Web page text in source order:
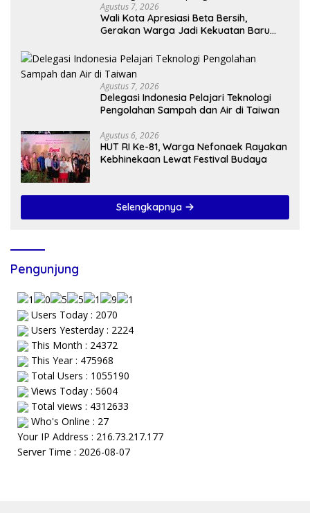
Agustus 7, 2026
Wali Kota Apresiasi Beta Bersih,
Gerakan Warga Jadi Kekuatan Baru
Agustus 7, 2026
Delegasi Indonesia Pelajari Teknologi
Pengolahan Sampah dan Air di Taiwan
Agustus 6, 2026
HUT RI Ke-81, Warga Nefonaek Rayakan
Kebhinekaan Lewat Festival Budaya
Selengkapnya
Pengunjung
Users Today : 2070
Users Yesterday : 2224
This Month : 24372
This Year : 475968
Total Users : 1055190
Views Today : 5604
Total views : 4312633
Who's Online : 27
Your IP Address : 216.73.217.177
Server Time : 2026-08-07